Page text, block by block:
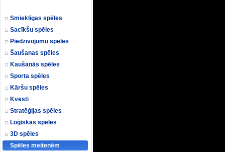
Smieklīgas spēles
Sacīkšu spēles
Piedzīvojumu spēles
Šaušanas spēles
Kaušanās spēles
Sporta spēles
Kāršu spēles
Kvesti
Stratēģijas spēles
Loģiskās spēles
3D spēles
Spēles meitenēm